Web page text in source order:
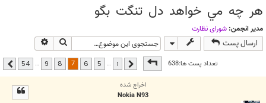
هر چه مي خواهد دل تنگت بگو
مدیر انجمن: شوراي نظارت
ارسال پست جستجو
تعداد پست ها:638صفحه7 از54 قبلی …
5
6
7
8
9
…
54 بعدی
اخراج شده
Nokia N93